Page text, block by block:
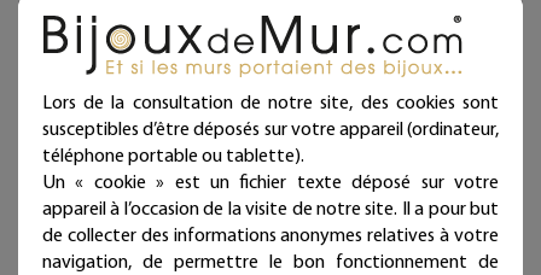
Les commandes sont expédiées sous deux jours ouvrés.
Mieux qu'un sticker ou un autocollant, nos écritures en fil
de fer donneront du relief à vos murs et sont
intemporelles et repositionnables à l'infini !
Bijoux de mur, et si les murs portaient des bijoux...
Lors de la consultation de notre site, des cookies sont
susceptibles d’être déposés sur votre appareil (ordinateur,
téléphone portable ou tablette).
Un « cookie » est un fichier texte déposé sur votre
appareil à l’occasion de la visite de notre site. Il a pour but
de collecter des informations anonymes relatives à votre
navigation, de permettre le bon fonctionnement de